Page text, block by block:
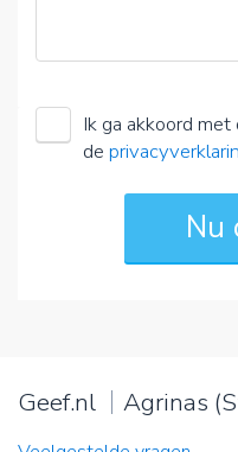
Ik ga akkoord met
de
Geef.nl Agrinas